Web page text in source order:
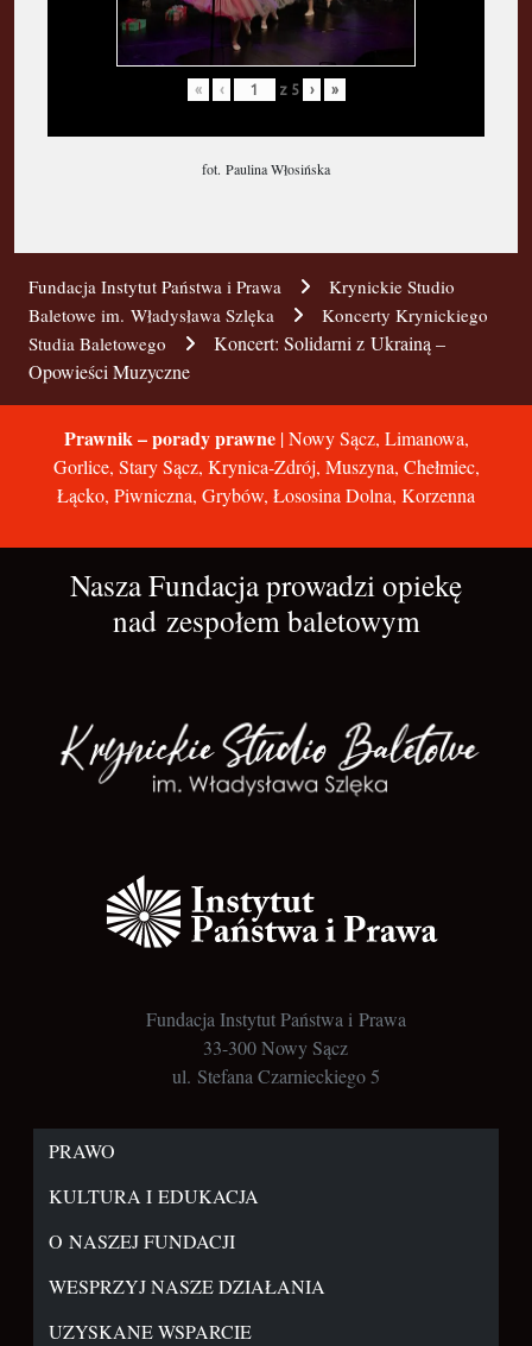
« ‹ z 5 › »
fot. Paulina Włosińska
Fundacja Instytut Państwa i Prawa
Krynickie Studio
Baletowe im. Władysława Szlęka
Koncerty Krynickiego
Studia Baletowego
Koncert: Solidarni z Ukrainą –
Opowieści Muzyczne
Prawnik – porady prawne| Nowy Sącz, Limanowa,
Gorlice, Stary Sącz, Krynica-Zdrój, Muszyna, Chełmiec,
Łącko, Piwniczna, Grybów, Łososina Dolna, Korzenna
Nasza Fundacja prowadzi opiekę
nad zespołem baletowym
Fundacja Instytut Państwa i Prawa
33-300 Nowy Sącz
ul. Stefana Czarnieckiego 5
PRAWO
KULTURA I EDUKACJA
O NASZEJ FUNDACJI
WESPRZYJ NASZE DZIAŁANIA
UZYSKANE WSPARCIE